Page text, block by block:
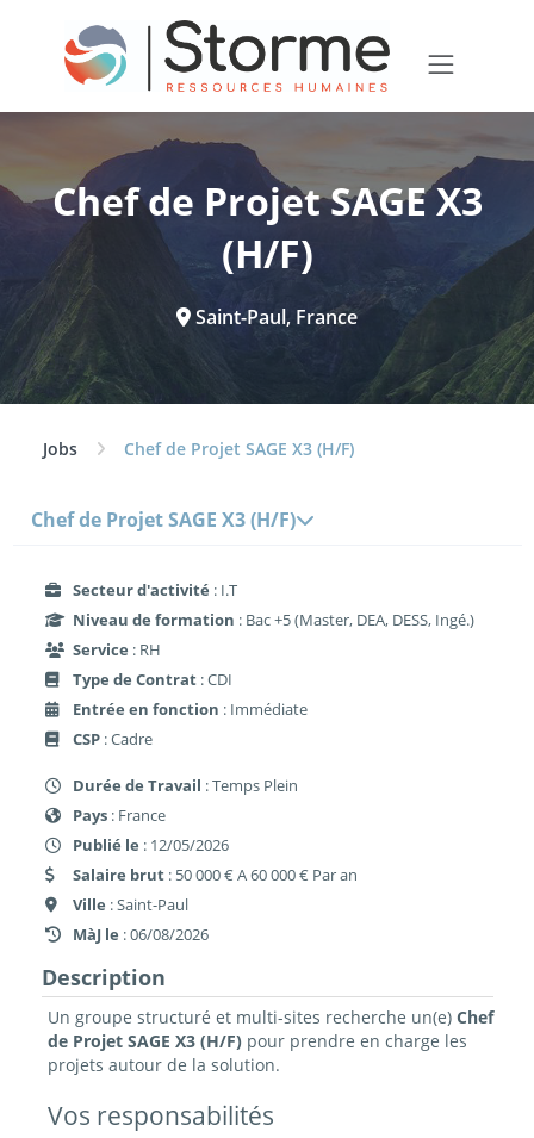
Chef de Projet SAGE X3
(H/F)
Saint-Paul, France
Jobs Chef de Projet SAGE X3 (H/F)
Chef de Projet SAGE X3 (H/F)
Secteur d'activité : I.T
Niveau de formation : Bac +5 (Master, DEA, DESS, Ingé.)
Service : RH
Type de Contrat : CDI
Entrée en fonction : Immédiate
CSP : Cadre
Durée de Travail : Temps Plein
Pays : France
Publié le : 12/05/2026
Salaire brut : 50 000 € A 60 000 € Par an
Ville : Saint-Paul
MàJ le : 06/08/2026
Description
Un groupe structuré et multi-sites recherche un(e) Chef
de Projet SAGE X3 (H/F) pour prendre en charge les
projets autour de la solution.
Vos responsabilités